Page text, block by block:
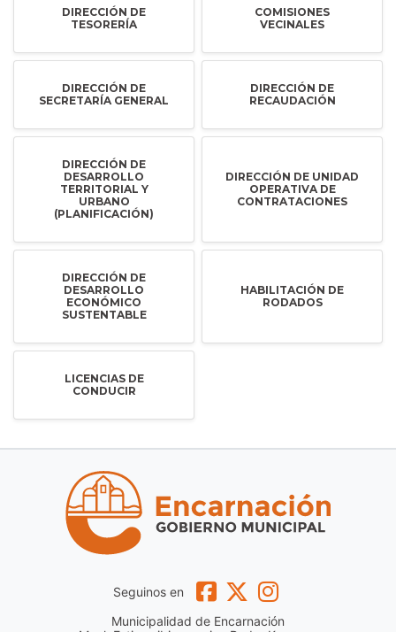
DIRECCIÓN DE
TESORERÍA
COMISIONES
VECINALES
DIRECCIÓN DE
SECRETARÍA GENERAL
DIRECCIÓN DE
RECAUDACIÓN
DIRECCIÓN DE
DESARROLLO
TERRITORIAL Y
URBANO
(PLANIFICACIÓN)
DIRECCIÓN DE UNIDAD
OPERATIVA DE
CONTRATACIONES
DIRECCIÓN DE
DESARROLLO
ECONÓMICO
SUSTENTABLE
HABILITACIÓN DE
RODADOS
LICENCIAS DE
CONDUCIR
Seguinos en
Municipalidad de Encarnación